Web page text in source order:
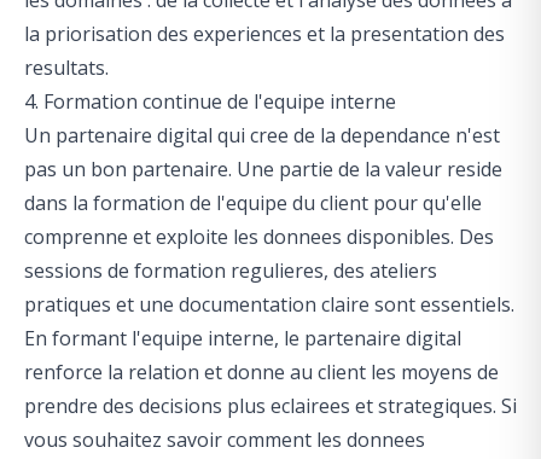
la priorisation des experiences et la presentation des
resultats.
4. Formation continue de l'equipe interne
Un partenaire digital qui cree de la dependance n'est
pas un bon partenaire. Une partie de la valeur reside
dans la formation de l'equipe du client pour qu'elle
comprenne et exploite les donnees disponibles. Des
sessions de formation regulieres, des ateliers
pratiques et une documentation claire sont essentiels.
En formant l'equipe interne, le partenaire digital
renforce la relation et donne au client les moyens de
prendre des decisions plus eclairees et strategiques. Si
vous souhaitez savoir comment les donnees